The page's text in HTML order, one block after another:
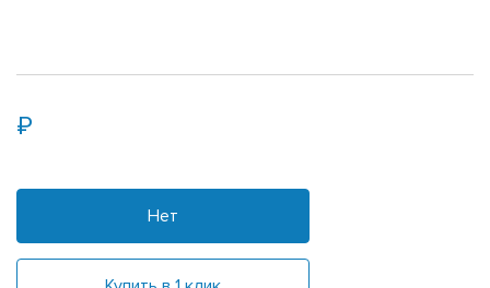
Нет